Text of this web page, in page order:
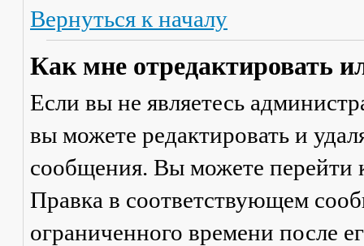
Вернуться к началу
Как мне отредактировать
Если вы не являетесь
вы можете редактировать и
сообщения. Вы можете перейти
Правка в соответствующем
ограниченного времени после